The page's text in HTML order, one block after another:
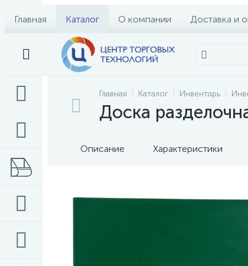
Главная Каталог О компании Доставка и
Главная Каталог Инвентарь
Доска
Описание Характеристики